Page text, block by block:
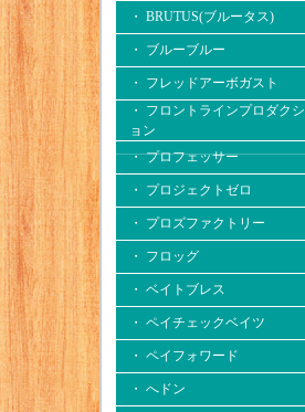
・ BRUTUS(ブルータス)
・ ブルーブルー
・ フレッドアーボガスト
・ フロントラインプロダクシ
ョン
・ プロフェッサー
・ プロジェクトゼロ
・ プロズファクトリー
・ フロッグ
・ ベイトブレス
・ ペイチェックベイツ
・ ペイフォワード
・ へドン